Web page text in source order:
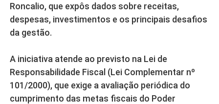
Roncalio, que expôs dados sobre receitas,
despesas, investimentos e os principais desafios
da gestão.
A iniciativa atende ao previsto na Lei de
Responsabilidade Fiscal (Lei Complementar nº
101/2000), que exige a avaliação periódica do
cumprimento das metas fiscais do Poder